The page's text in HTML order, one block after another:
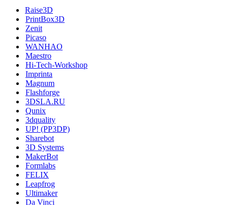
Raise3D
PrintBox3D
Zenit
Picaso
WANHAO
Maestro
Hi-Tech-Workshop
Imprinta
Magnum
Flashforge
3DSLA.RU
Qunix
3dquality
UP! (PP3DP)
Sharebot
3D Systems
MakerBot
Formlabs
FELIX
Leapfrog
Ultimaker
Da Vinci